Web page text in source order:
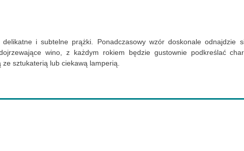
i subtelne prążki. Ponadczasowy wzór doskonale odnajdzie
wino, z każdym rokiem będzie gustownie podkreślać
sztukaterią lub ciekawą lamperią.